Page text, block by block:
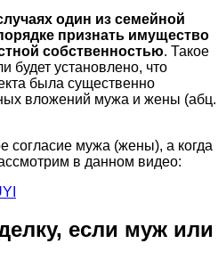
один из семейной
признать имущество
собственностью. Такое
будет установлено, что
была существенно
вложений мужа и жены (абц.
согласие мужа (жены), а когда
в данном видео:
если муж или